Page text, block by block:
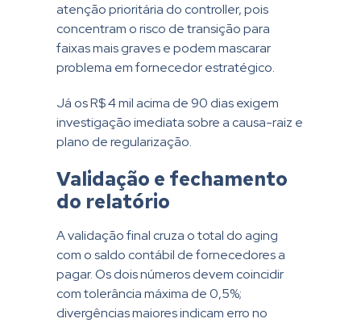
atenção prioritária do controller, pois
concentram o risco de transição para
faixas mais graves e podem mascarar
problema em fornecedor estratégico.
Já os R$ 4 mil acima de 90 dias exigem
investigação imediata sobre a causa-raiz e
plano de regularização.
Validação e fechamento
do relatório
A validação final cruza o total do aging
com o saldo contábil de fornecedores a
pagar. Os dois números devem coincidir
com tolerância máxima de 0,5%;
divergências maiores indicam erro no